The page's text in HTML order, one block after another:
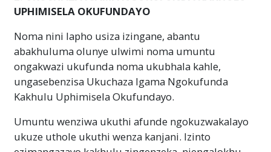
UPHIMISELA OKUFUNDAYO
Noma nini lapho usiza izingane, abantu
abakhuluma olunye ulwimi noma umuntu
ongakwazi ukufunda noma ukubhala kahle,
ungasebenzisa Ukuchaza Igama Ngokufunda
Kakhulu Uphimisela Okufundayo.
Umuntu wenziwa ukuthi afunde ngokuzwakalayo
ukuze uthole ukuthi wenza kanjani. Izinto